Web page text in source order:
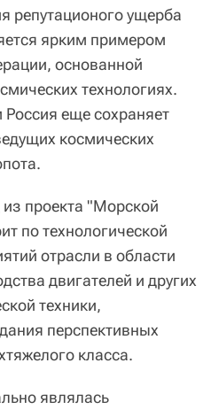
репутационого ущерба
ярким примером
основанной
технологиях.
еще сохраняет
космических
проекта "Морской
по технологической
отрасли в области
двигателей и других
техники,
перспективных
класса.
являлась